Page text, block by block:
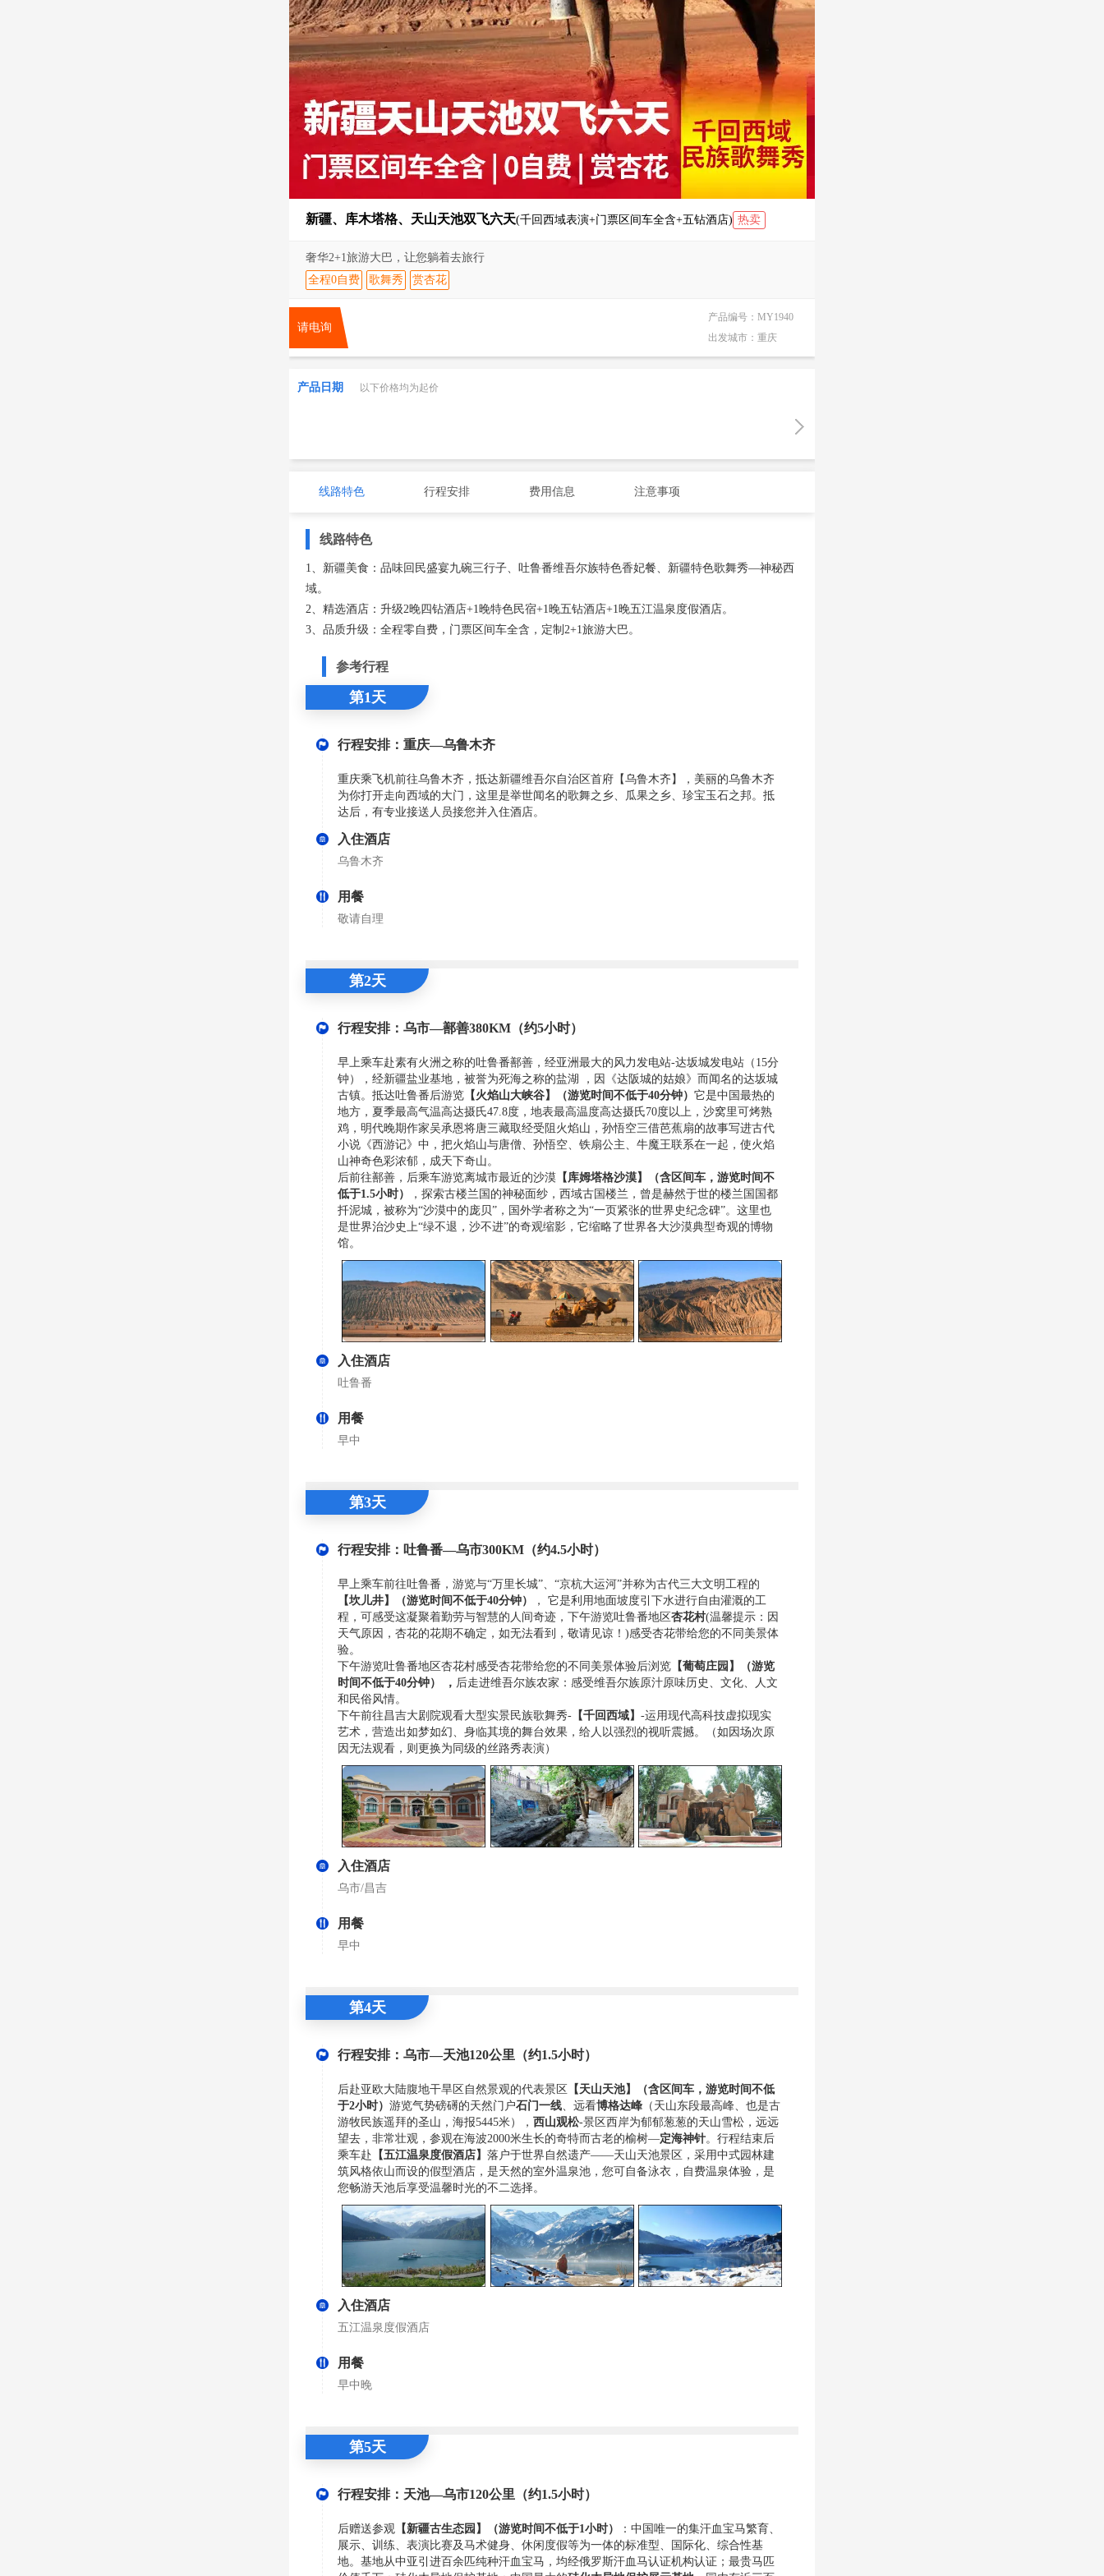
新疆、库木塔格、天山天池双飞六天(千回西域表演+门票区间车全含+五钻酒店) 热卖
奢华2+1旅游大巴，让您躺着去旅行
全程0自费
歌舞秀 赏杏花
产品编号： MY1940
出发城市： 重庆
请电询
产品日期 以下价格均为起价
线路特色 行程安排 费用信息 注意事项
线路特色
1、新疆美食：品味回民盛宴九碗三行子、吐鲁番维吾尔族特色香妃餐、新疆特色歌舞秀—神秘西
域。
2、精选酒店：升级2晚四钻酒店+1晚特色民宿+1晚五钻酒店+1晚五江温泉度假酒店。
3、品质升级：全程零自费，门票区间车全含，定制2+1旅游大巴。
参考行程
第1天
行程安排：重庆—乌鲁木齐
重庆乘飞机前往乌鲁木齐，抵达新疆维吾尔自治区首府【乌鲁木齐】，美丽的乌鲁木齐
为你打开走向西域的大门，这里是举世闻名的歌舞之乡、瓜果之乡、珍宝玉石之邦。抵
达后，有专业接送人员接您并入住酒店。
入住酒店
乌鲁木齐
用餐
敬请自理
第2天
行程安排：乌市—鄯善380KM（约5小时）
早上乘车赴素有火洲之称的吐鲁番鄯善，经亚洲最大的风力发电站-达坂城发电站（15分
钟），经新疆盐业基地，被誉为死海之称的盐湖 ，因《达阪城的姑娘》而闻名的达坂城
古镇。抵达吐鲁番后游览 【火焰山大峡谷】 （游览时间不低于40分钟） 它是中国最热的
地方，夏季最高气温高达摄氏47.8度，地表最高温度高达摄氏70度以上，沙窝里可烤熟
鸡，明代晚期作家吴承恩将唐三藏取经受阻火焰山，孙悟空三借芭蕉扇的故事写进古代
小说《西游记》中，把火焰山与唐僧、孙悟空、铁扇公主、牛魔王联系在一起，使火焰
山神奇色彩浓郁，成天下奇山。
后前往鄯善，后乘车游览离城市最近的沙漠 【库姆塔格沙漠】
（含区间车，游览时间不
低于1.5小时）
，探索古楼兰国的神秘面纱，西域古国楼兰，曾是赫然于世的楼兰国国都
扦泥城，被称为“沙漠中的庞贝”，国外学者称之为“一页紧张的世界史纪念碑”。这里也
是世界治沙史上“绿不退，沙不进”的奇观缩影，它缩略了世界各大沙漠典型奇观的博物
馆。
入住酒店
吐鲁番
用餐
早中
第3天
行程安排：吐鲁番—乌市300KM（约4.5小时）
早上乘车前往吐鲁番，游览与“万里长城”、“京杭大运河”并称为古代三大文明工程的
【坎儿井】
（游览时间不低于40分钟）
， 它是利用地面坡度引下水进行自由灌溉的工
程，可感受这凝聚着勤劳与智慧的人间奇迹，下午游览吐鲁番地区杏花村(温馨提示：因
天气原因，杏花的花期不确定，如无法看到，敬请见谅！)感受杏花带给您的不同美景体
验。
下午游览吐鲁番地区杏花村感受杏花带给您的不同美景体验后浏览 【葡萄庄园】
（游览
时间不低于40分钟） ， 后走进维吾尔族农家：感受维吾尔族原汁原味历史、文化、人文
和民俗风情。
下午前往昌吉大剧院观看大型实景民族歌舞秀- 【千回西域】 -运用现代高科技虚拟现实
艺术，营造出如梦如幻、身临其境的舞台效果，给人以强烈的视听震撼。（如因场次原
因无法观看，则更换为同级的丝路秀表演）
入住酒店
乌市/昌吉
用餐
早中
第4天
行程安排：乌市—天池120公里（约1.5小时）
后赴亚欧大陆腹地干旱区自然景观的代表景区 【天山天池】
（含区间车，游览时间不低
于2小时） 游览气势磅礡的天然门户石门一线、远看博格达峰 （天山东段最高峰、也是古
游牧民族遥拜的圣山，海报5445米）， 西山观松-景区西岸为郁郁葱葱的天山雪松，远远
望去，非常壮观，参观在海波2000米生长的奇特而古老的榆树—定海神针。行程结束后
乘车赴
【五江温泉度假酒店】 落户于世界自然遗产——天山天池景区，采用中式园林建
筑风格依山而设的假型酒店，是天然的室外温泉池，您可自备泳衣，自费温泉体验，是
您畅游天池后享受温馨时光的不二选择。
入住酒店
五江温泉度假酒店
用餐
早中晚
第5天
行程安排：天池—乌市120公里（约1.5小时）
后赠送参观 【新疆古生态园】（游览时间不低于1小时）
：中国唯一的集汗血宝马繁育、
展示、训练、表演比赛及马术健身、休闲度假等为一体的标准型、国际化、综合性基
地。基地从中亚引进百余匹纯种汗血宝马，均经俄罗斯汗血马认证机构认证；最贵马匹